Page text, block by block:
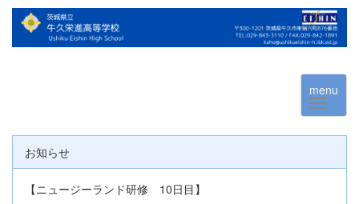
menu
お知らせ
【ニュージーランド研修 10日目】